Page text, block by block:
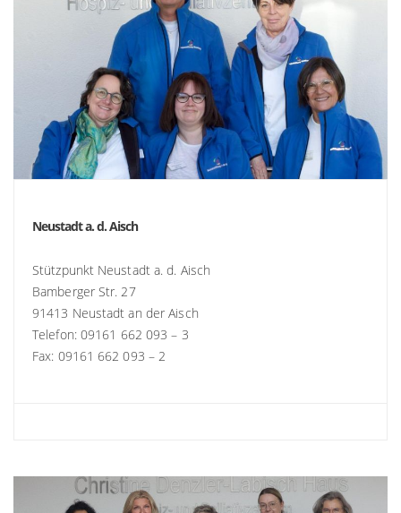
Neustadt a. d. Aisch
Stützpunkt Neustadt a. d. Aisch
Bamberger Str. 27
91413 Neustadt an der Aisch
Telefon: 09161 662 093 – 3
Fax: 09161 662 093 – 2